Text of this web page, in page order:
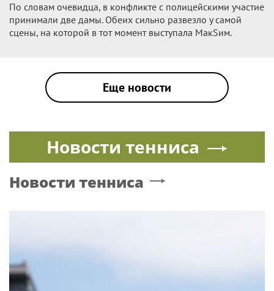
По словам очевидца, в конфликте с полицейскими участие
принимали две дамы. Обеих сильно развезло у самой
сцены, на которой в тот момент выступала МакSим.
Еще новости
Новости тенниса
Новости тенниса